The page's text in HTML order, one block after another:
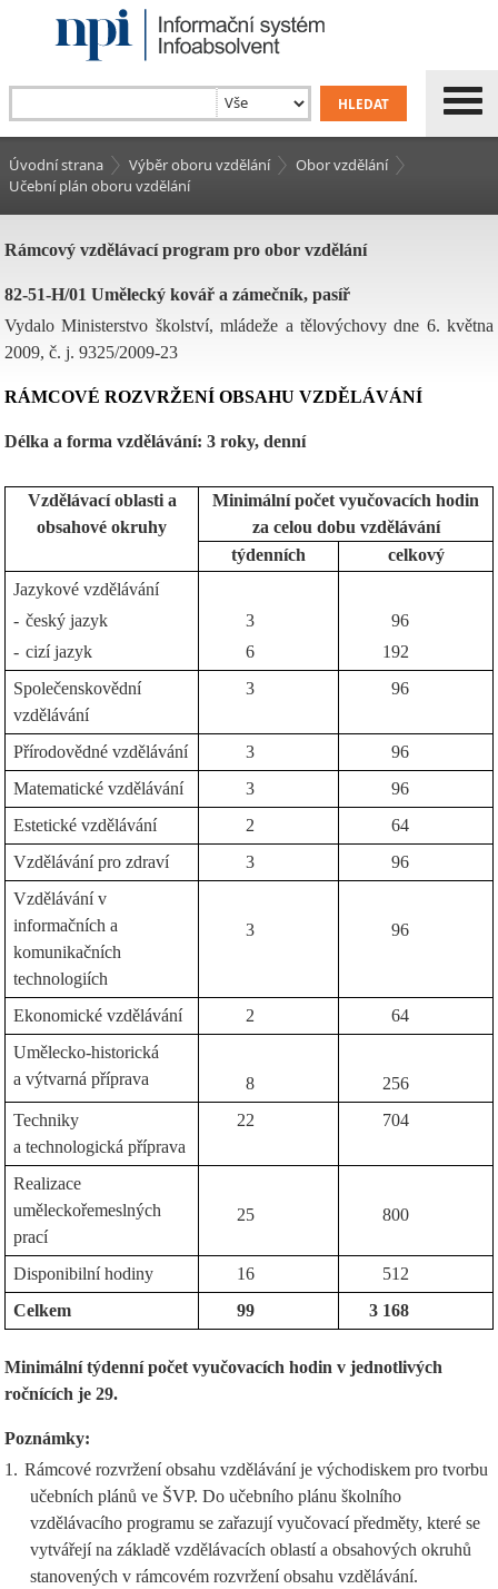
Úvodní strana Výběr oboru vzdělání
Obor vzdělání
Učební plán oboru vzdělání
Rámcový vzdělávací program pro obor vzdělání
82-51-H/01 Umělecký kovář a zámečník, pasíř
Vydalo Ministerstvo školství, mládeže a tělovýchovy dne 6. května
2009, č. j. 9325/2009-23
RÁMCOVÉ ROZVRŽENÍ OBSAHU VZDĚLÁVÁNÍ
Délka a forma vzdělávání: 3 roky, denní
Vzdělávací oblasti a
obsahové okruhy
Minimální počet vyučovacích hodin
za celou dobu vzdělávání
týdenních
celkový
Jazykové vzdělávání
- český jazyk
- cizí jazyk
3
6
96
192
Společenskovědní
vzdělávání
3 96
Přírodovědné vzdělávání 3
96
Matematické vzdělávání
3
96
Estetické vzdělávání
2
64
Vzdělávání pro zdraví
3
96
Vzdělávání v
informačních a
komunikačních
technologiích
3 96
Ekonomické vzdělávání 2
64
Umělecko-historická
a výtvarná příprava
8
256
Techniky
a technologická příprava
22 704
Realizace
uměleckořemeslných
prací
25 800
Disponibilní hodiny 16
512
Celkem
99 3 168
Minimální týdenní počet vyučovacích hodin v jednotlivých
ročnících je 29.
Poznámky:
1. Rámcové rozvržení obsahu vzdělávání je východiskem pro tvorbu
učebních plánů ve ŠVP. Do učebního plánu školního
vzdělávacího programu se zařazují vyučovací předměty, které se
vytvářejí na základě vzdělávacích oblastí a obsahových okruhů
stanovených v rámcovém rozvržení obsahu vzdělávání.